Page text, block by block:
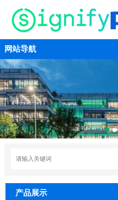
网站导航
产品展示